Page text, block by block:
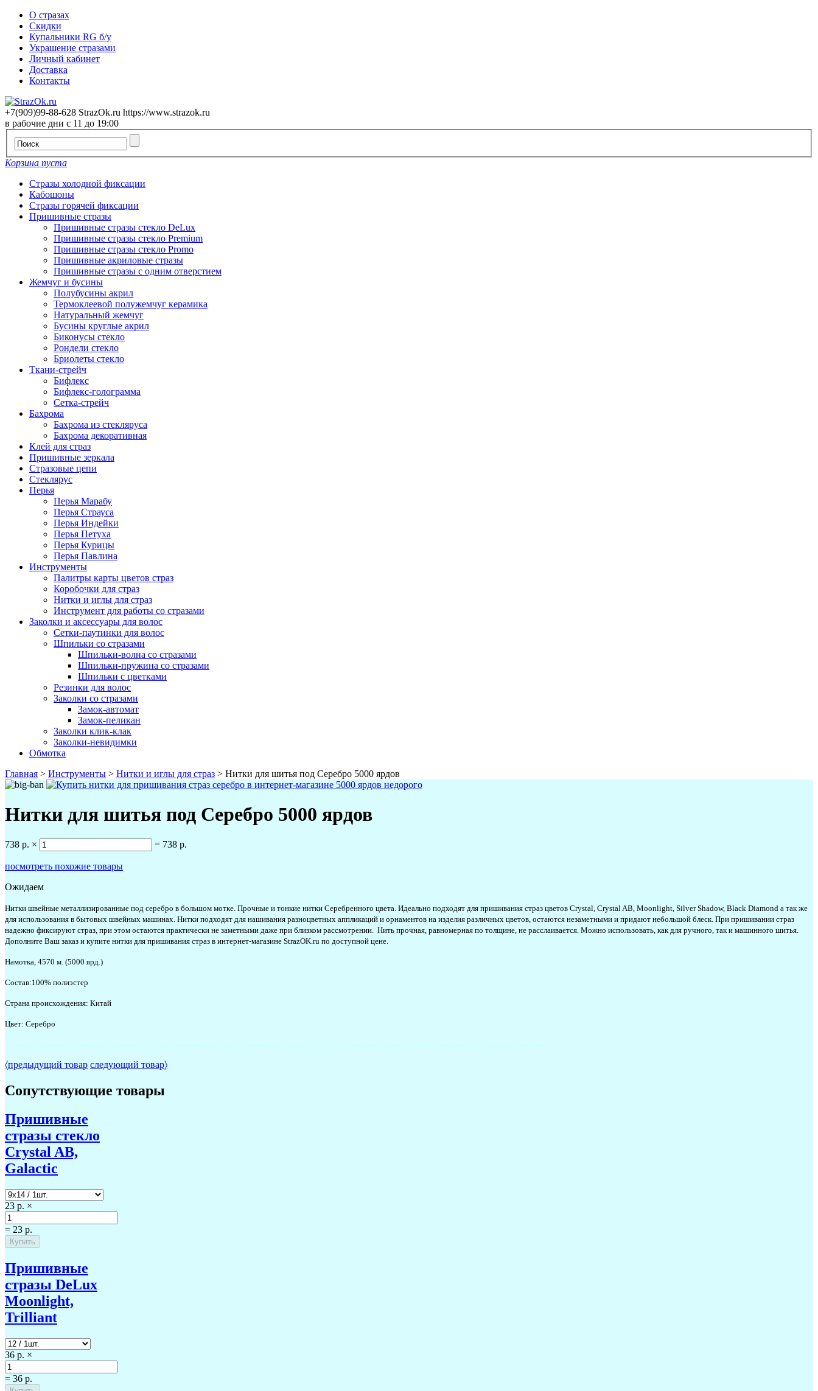
О стразах
Скидки
Купальники RG б/у
Украшение стразами
Личный кабинет
Доставка
Контакты
+7(909)99-88-628 StrazOk.ru https://www.strazok.ru
в рабочие дни с 11 до 19:00
Корзина пуста
Стразы холодной фиксации
Кабошоны
Стразы горячей фиксации
Пришивные стразы
Пришивные стразы стекло DeLux
Пришивные стразы стекло Premium
Пришивные стразы стекло Promo
Пришивные акриловые стразы
Пришивные стразы с одним отверстием
Жемчуг и бусины
Полубусины акрил
Термоклеевой полужемчуг керамика
Натуральный жемчуг
Бусины круглые акрил
Биконусы стекло
Рондели стекло
Бриолеты стекло
Ткани-стрейч
Бифлекс
Бифлекс-голограмма
Сетка-стрейч
Бахрома
Бахрома из стекляруса
Бахрома декоративная
Клей для страз
Пришивные зеркала
Cтразовые цепи
Стеклярус
Перья
Перья Марабу
Перья Страуса
Перья Индейки
Перья Петуха
Перья Курицы
Перья Павлина
Инструменты
Палитры карты цветов страз
Коробочки для страз
Нитки и иглы для страз
Инструмент для работы со стразами
Заколки и аксессуары для волос
Сетки-паутинки для волос
Шпильки со стразами
Шпильки-волна со стразами
Шпильки-пружина со стразами
Шпильки с цветками
Резинки для волос
Заколки со стразами
Замок-автомат
Замок-пеликан
Заколки клик-клак
Заколки-невидимки
Обмотка
Главная > Инструменты > Нитки и иглы для страз > Нитки для шитья под Серебро 5000 ярдов
Нитки для шитья под Серебро 5000 ярдов
738 р. × = 738 р.
посмотреть похожие товары
Ожидаем
Нитки швейные металлизированные под серебро в большом мотке. Прочные и тонкие нитки Серебренного цвета. Идеально подходят для пришивания страз цветов Crystal, Crystal AB, Moonlight, Silver Shadow, Black Diamond а так же
для использования в бытовых швейных машинах. Нитки подходят для нашивания разноцветных аппликаций и орнаментов на изделия различных цветов, остаются незаметными и придают небольшой блеск. При пришивании страз
надежно фиксируют страз, при этом остаются практически не заметными даже при близком рассмотрении. Нить прочная, равномерная по толщине, не расслаивается. Можно использовать, как для ручного, так и машинного шитья.
Дополните Ваш заказ и купите нитки для пришивания страз в интернет-магазине StrazOK.ru по доступной цене.
Намотка, 4570 м. (5000 ярд.)
Состав:100% полиэстер
Страна происхождения: Китай
Цвет: Серебро
〈предыдущий товар следующий товар〉
Сопутствующие товары
Пришивные
стразы стекло
Crystal AB,
Galactic
23 р. ×
= 23 р.
Пришивные
стразы DeLux
Moonlight,
Trilliant
36 р. ×
= 36 р.